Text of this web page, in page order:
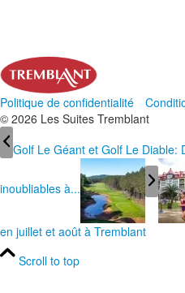
Politique de confidentialité
© 2026 Les Suites Tremblant
Golf Le Géant et Golf Le Diable:
inoubliables à...
en juillet et août à Tremblant
Scroll to top